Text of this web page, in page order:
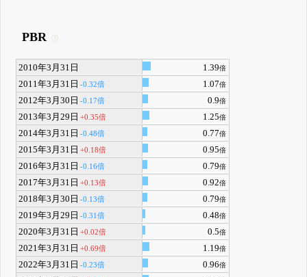
PBR
2010年3月31日 1.39倍
2011年3月31日 -0.32倍 1.07倍
2012年3月30日 -0.17倍 0.9倍
2013年3月29日 +0.35倍 1.25倍
2014年3月31日 -0.48倍 0.77倍
2015年3月31日 +0.18倍 0.95倍
2016年3月31日 -0.16倍 0.79倍
2017年3月31日 +0.13倍 0.92倍
2018年3月30日 -0.13倍 0.79倍
2019年3月29日 -0.31倍 0.48倍
2020年3月31日 +0.02倍 0.5倍
2021年3月31日 +0.69倍 1.19倍
2022年3月31日 -0.23倍 0.96倍